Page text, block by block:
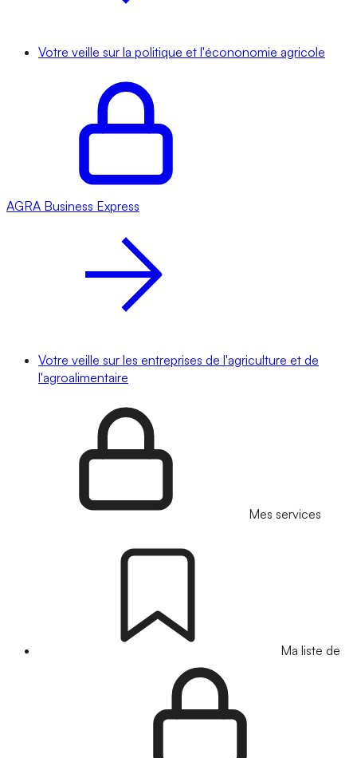
Votre veille sur la politique et l'écononomie agricole
AGRA Business Express
Votre veille sur les entreprises de l'agriculture et de
l'agroalimentaire
Mes services
Ma liste de